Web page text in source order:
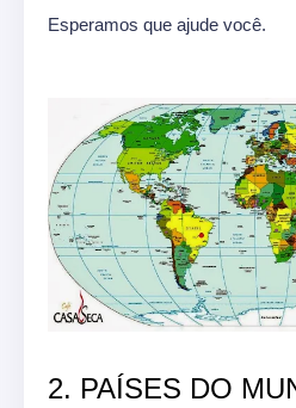
Esperamos que ajude você.
2. PAÍSES DO